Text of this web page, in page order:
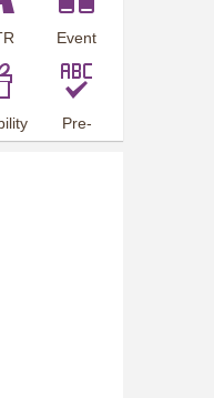
Event
Preview
Pre-
employment